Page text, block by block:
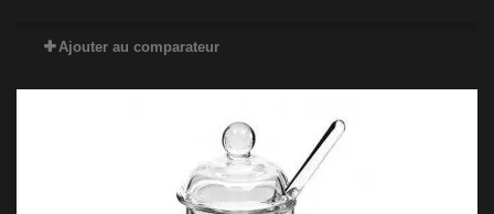
Ajouter au comparateur